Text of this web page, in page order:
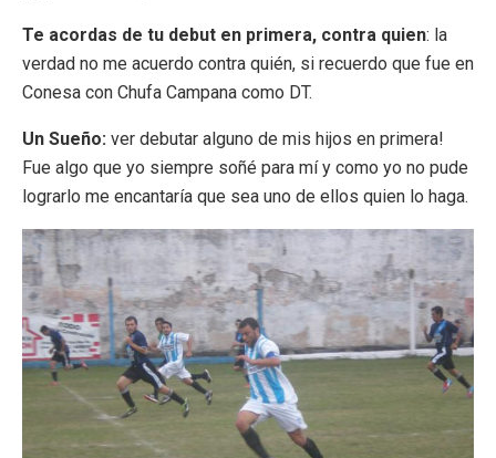
Te acordas de tu debut en primera, contra quien: la
verdad no me acuerdo contra quién, si recuerdo que fue en
Conesa con Chufa Campana como DT.
Un Sueño: ver debutar alguno de mis hijos en primera!
Fue algo que yo siempre soñé para mí y como yo no pude
lograrlo me encantaría que sea uno de ellos quien lo haga.